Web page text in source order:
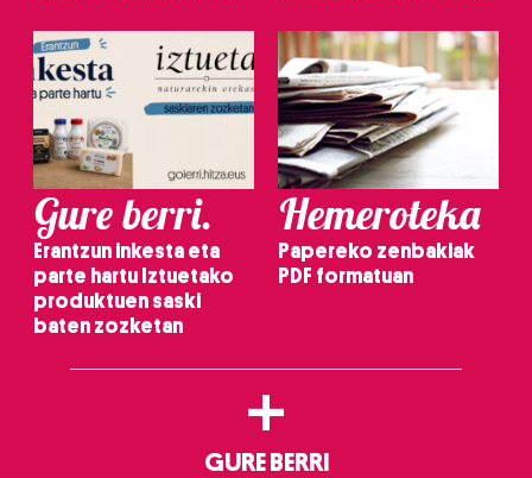
Gure berri.
Erantzun inkesta eta
parte hartu Iztuetako
produktuen saski
baten zozketan
Hemeroteka
Papereko zenbakiak
PDF formatuan
+
GURE BERRI